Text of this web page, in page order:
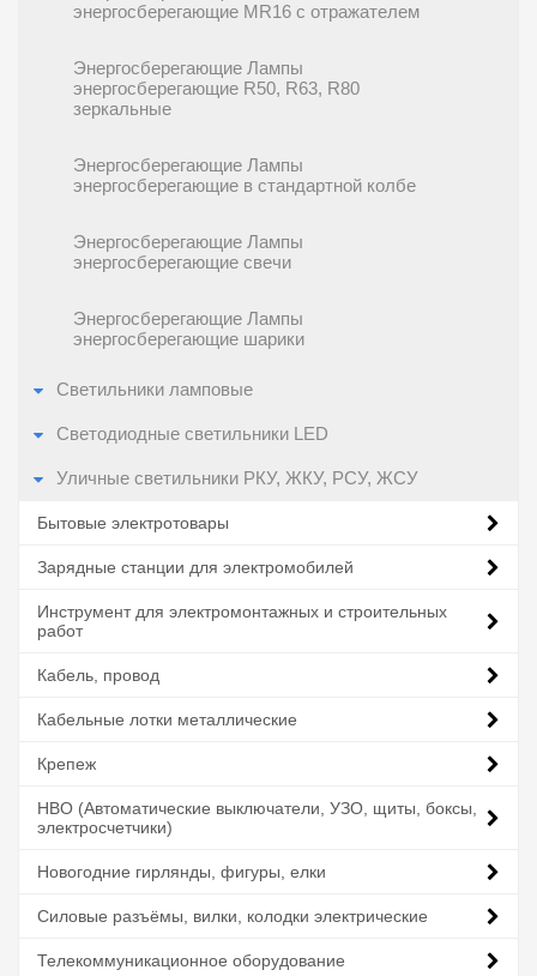
энергосберегающие MR16 с отражателем
Энергосберегающие Лампы
энергосберегающие R50, R63, R80
зеркальные
Энергосберегающие Лампы
энергосберегающие в стандартной колбе
Энергосберегающие Лампы
энергосберегающие свечи
Энергосберегающие Лампы
энергосберегающие шарики
Светильники ламповые
Светодиодные светильники LED
Уличные светильники РКУ, ЖКУ, РСУ, ЖСУ
Бытовые электротовары
Зарядные станции для электромобилей
Инструмент для электромонтажных и строительных
работ
Кабель, провод
Кабельные лотки металлические
Крепеж
НВО (Автоматические выключатели, УЗО, щиты, боксы,
электросчетчики)
Новогодние гирлянды, фигуры, елки
Силовые разъёмы, вилки, колодки электрические
Телекоммуникационное оборудование